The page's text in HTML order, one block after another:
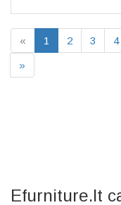
« 1 2 3 4
»
Efurniture.lt